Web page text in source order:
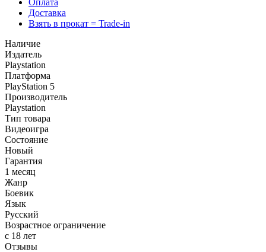
Доставка
Взять в прокат = Trade-in
Наличие
Издатель
Playstation
Платформа
PlayStation 5
Производитель
Playstation
Тип товара
Видеоигра
Состояние
Новый
Гарантия
1 месяц
Жанр
Боевик
Язык
Русский
Возрастное ограничение
с 18 лет
Отзывы